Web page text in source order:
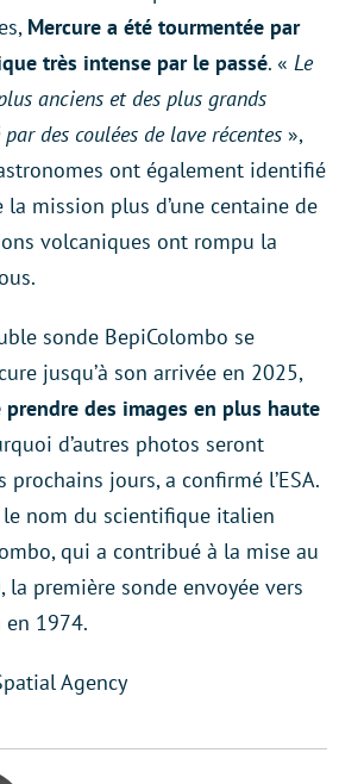
Mercure a été tourmentée par
très intense par le passé. « Le
anciens et des plus grands
des coulées de lave récentes »,
ont également identifié
la mission plus d’une centaine de
volcaniques ont rompu la
sonde BepiColombo se
jusqu’à son arrivée en 2025,
des images en plus haute
d’autres photos seront
jours, a confirmé l’ESA.
nom du scientifique italien
qui a contribué à la mise au
première sonde envoyée vers
en 1974.
Agency